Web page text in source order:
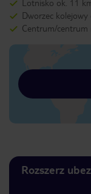
Lotnisko ok. 11
Dworzec
Centrum/centrum
Rozszerz